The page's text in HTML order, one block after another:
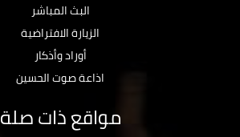
البث المباشر
الزيارة الافتراضية
أوراد وأذكار
اذاعة صوت الحسين
مواقع ذات صلة